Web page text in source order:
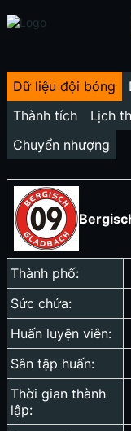
Dữ liệu đội bóng
Thành tích
Lịch
Chuyển nhượng
Thành phố:
Sức chứa:
Huấn luyện viên:
Sân tập huấn:
Thời gian thành
lập: